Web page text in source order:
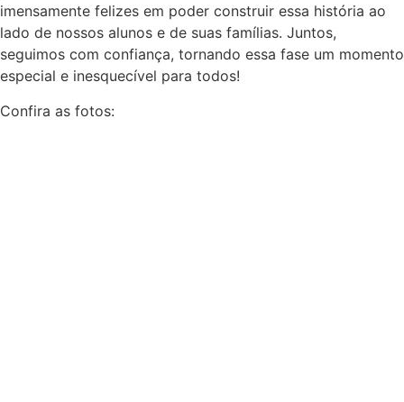
imensamente felizes em poder construir essa história ao
lado de nossos alunos e de suas famílias. Juntos,
seguimos com confiança, tornando essa fase um momento
especial e inesquecível para todos!
Confira as fotos: